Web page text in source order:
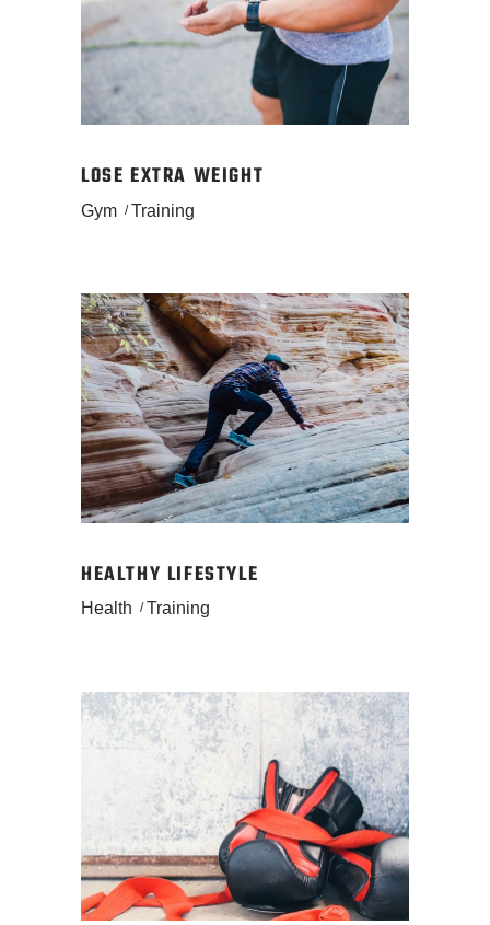
LOSE EXTRA WEIGHT
Gym Training
HEALTHY LIFESTYLE
Health Training